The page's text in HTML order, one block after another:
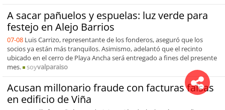
A sacar pañuelos y espuelas: luz verde para
festejo en Alejo Barrios
07-08 Luis Carrizo, representante de los fonderos, aseguró que los
socios ya están más tranquilos. Asimismo, adelantó que el recinto
ubicado en el cerro de Playa Ancha será entregado a fines del presente
mes.
soyvalparaiso
Acusan millonario fraude con facturas falsas
en edificio de Viña